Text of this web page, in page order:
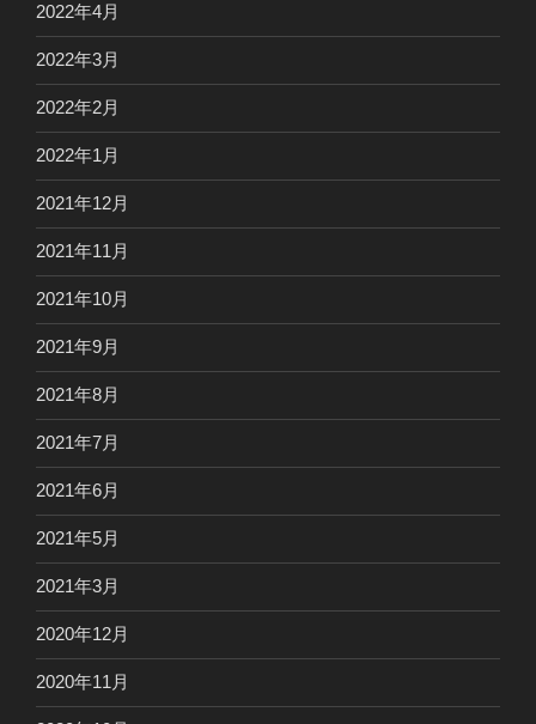
2022年4月
2022年3月
2022年2月
2022年1月
2021年12月
2021年11月
2021年10月
2021年9月
2021年8月
2021年7月
2021年6月
2021年5月
2021年3月
2020年12月
2020年11月